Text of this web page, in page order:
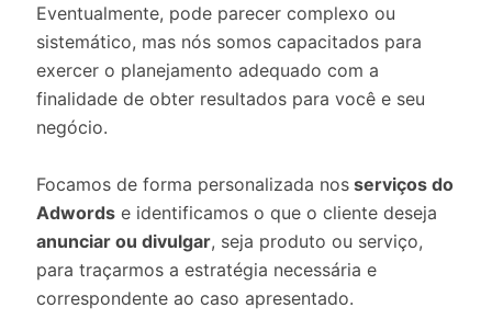
Eventualmente, pode parecer complexo ou
sistemático, mas nós somos capacitados para
exercer o planejamento adequado com a
finalidade de obter resultados para você e seu
negócio.
Focamos de forma personalizada nos serviços do
Adwords e identificamos o que o cliente deseja
anunciar ou divulgar, seja produto ou serviço,
para traçarmos a estratégia necessária e
correspondente ao caso apresentado.